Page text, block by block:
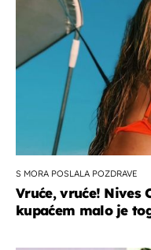
S MORA POSLALA POZDRAVE
Vruće, vruće! Nives
kupaćem malo je